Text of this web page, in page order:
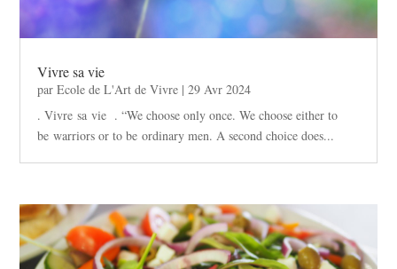
Vivre sa vie
parEcole de L'Art de Vivre |29 Avr 2024
. Vivre sa vie . “We choose only once. We choose either to
be warriors or to be ordinary men. A second choice does...